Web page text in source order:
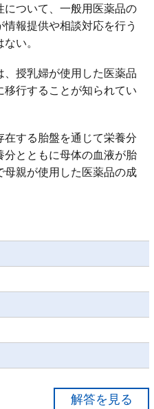
ついて、一般用医薬品の
報提供や相談対応を行う
い。
授乳婦が使用した医薬品
行することが知られてい
する胎盤を通じて栄養分
分とともに母体の血液が胎
母親が使用した医薬品の成